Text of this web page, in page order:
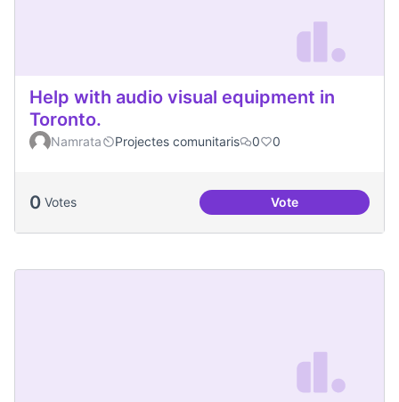
Help with audio visual equipment in
Toronto.
Namrata Projectes comunitaris 0 0
0 Votes VoteHelp with audio